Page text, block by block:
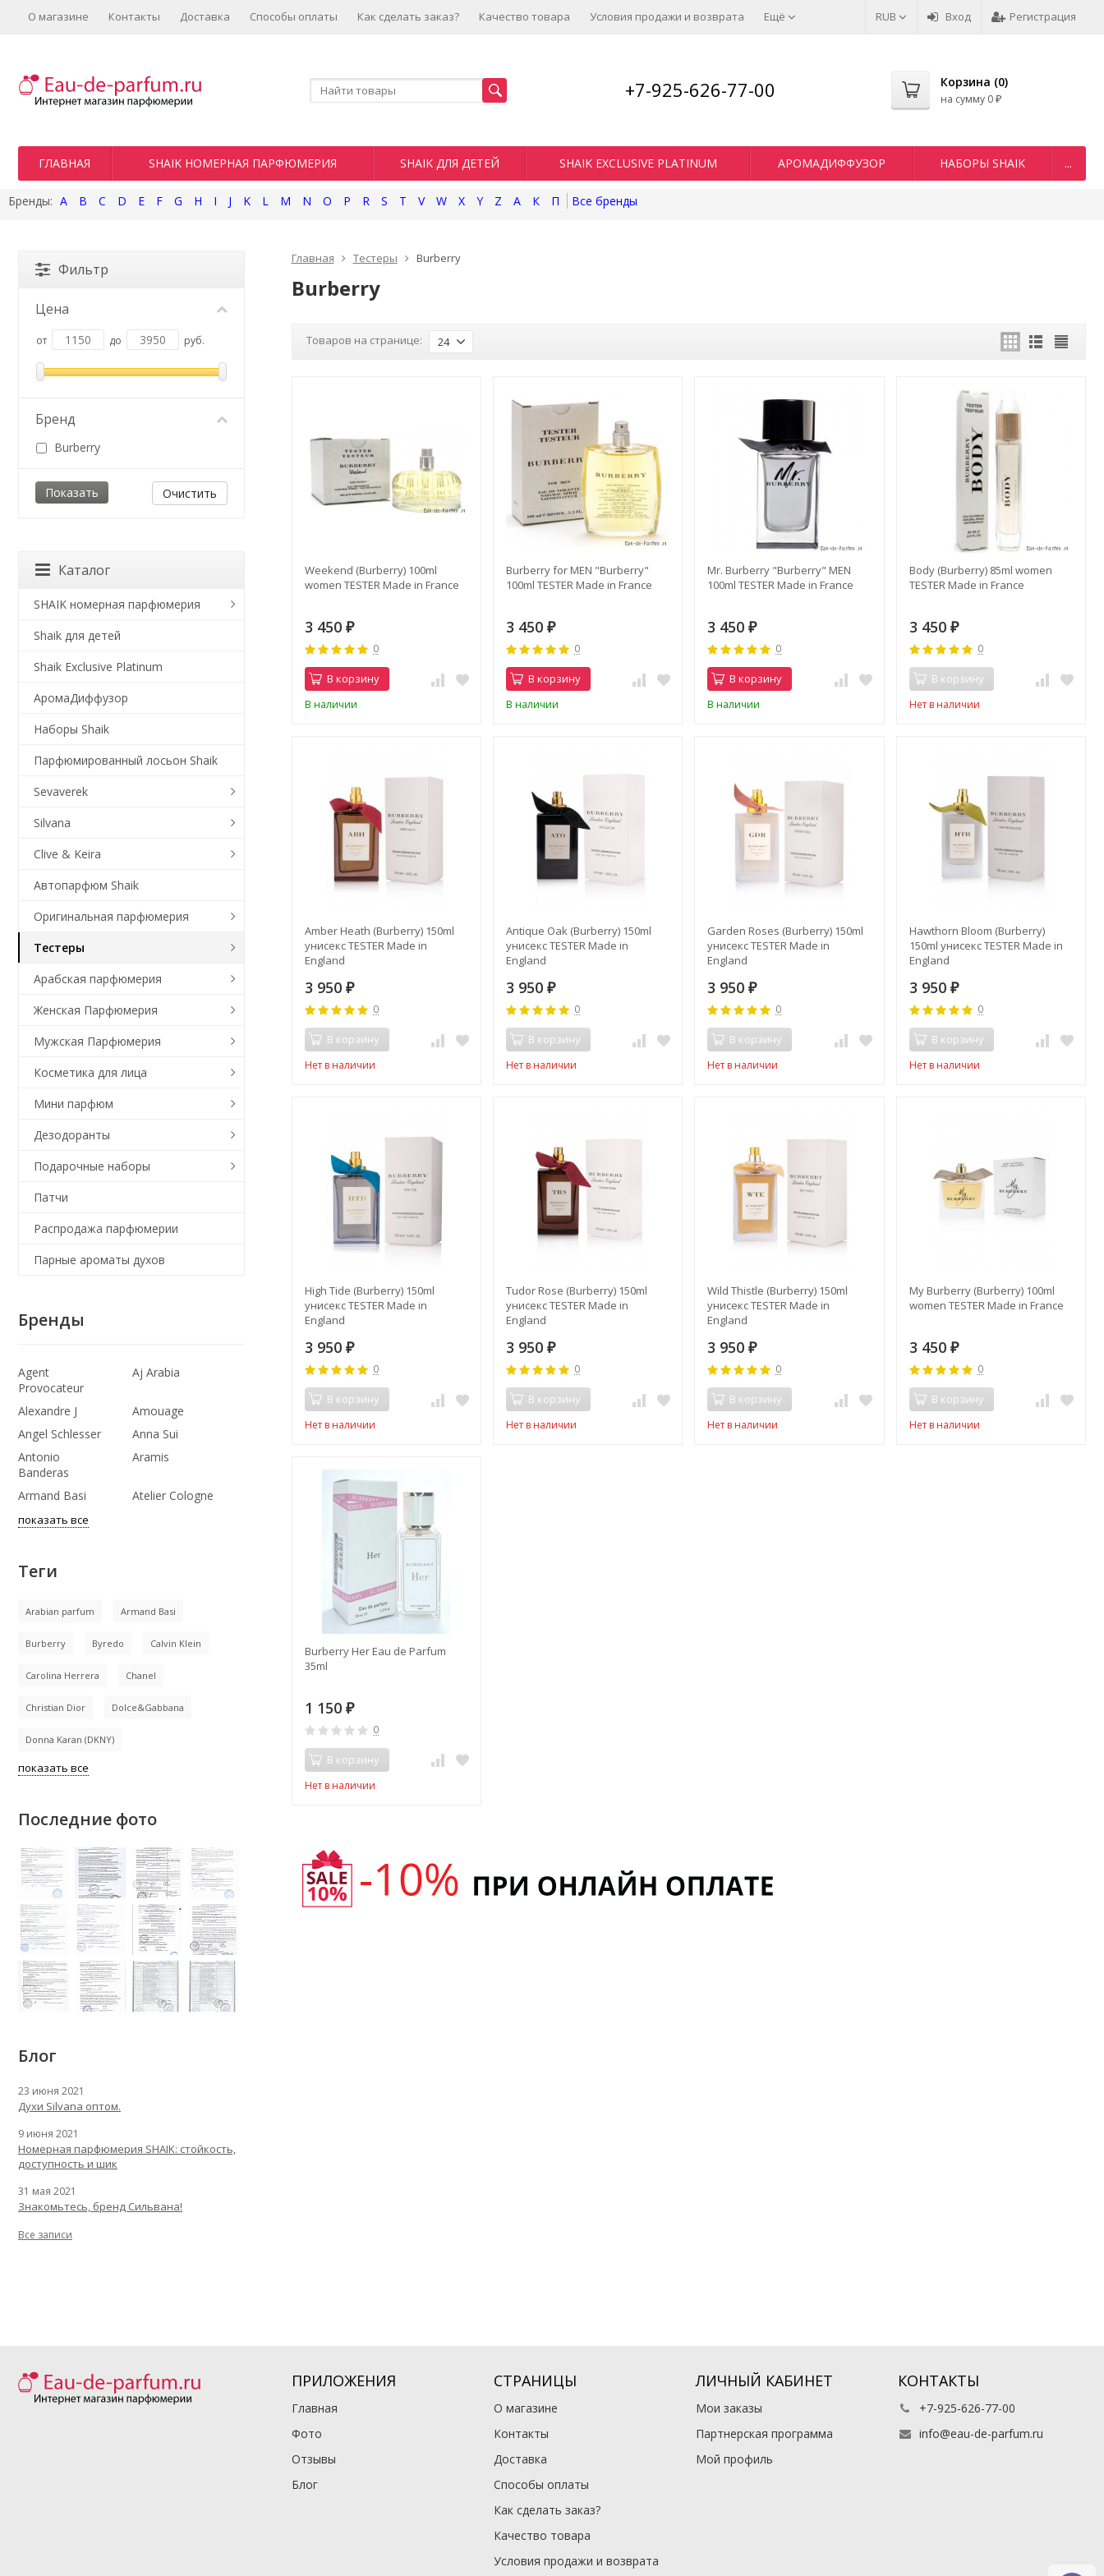
RUB Вход Регистрация
О магазине Контакты Доставка Способы оплаты Как сделать заказ? Качество товара Условия продажи и возврата Ещё
+7-925-626-77-00 Корзина (0)
на сумму 0 ₽
ГЛАВНАЯ SHAIK НОМЕРНАЯ ПАРФЮМЕРИЯ SHAIK ДЛЯ ДЕТЕЙ SHAIK EXCLUSIVE PLATINUM АРОМАДИФФУЗОР НАБОРЫ SHAIK ...
A B C D E F G H I J K L M N O P R S T V W X Y Z А К П
Главная Тестеры Burberry
Burberry
Товаров на странице: 24
Weekend (Burberry) 100ml
women TESTER Made in France
3 450 ₽
0
В корзину
В наличии
Burberry for MEN "Burberry"
100ml TESTER Made in France
3 450 ₽
0
В корзину
В наличии
Mr. Burberry "Burberry" MEN
100ml TESTER Made in France
3 450₽
0
В корзину
В наличии
Body (Burberry) 85ml women
TESTER Made in France
3 450 ₽
0
В корзину
Нет в наличии
Amber Heath (Burberry) 150ml
унисекс TESTER Made in
England
3 950 ₽
0
В корзину
Нет в наличии
Antique Oak (Burberry) 150ml
унисекс TESTER Made in
England
3 950 ₽
0
В корзину
Нет в наличии
Garden Roses (Burberry) 150ml
унисекс TESTER Made in
England
3 950₽
0
В корзину
Нет в наличии
Hawthorn Bloom (Burberry)
150ml унисекс TESTER Made in
England
3 950 ₽
0
В корзину
Нет в наличии
High Tide (Burberry) 150ml
унисекс TESTER Made in
England
3 950 ₽
0
В корзину
Нет в наличии
Tudor Rose (Burberry) 150ml
унисекс TESTER Made in
England
3 950 ₽
0
В корзину
Нет в наличии
Wild Thistle (Burberry) 150ml
унисекс TESTER Made in
England
3 950₽
0
В корзину
Нет в наличии
My Burberry (Burberry) 100ml
women TESTER Made in France
3 450 ₽
0
В корзину
Нет в наличии
Burberry Her Eau de Parfum
35ml
1 150 ₽
0
В корзину
Нет в наличии
Фильтр
Цена
от до руб.
Бренд
Burberry
Очистить
Каталог
SHAIK номерная парфюмерия
Shaik для детей
Shaik Exclusive Platinum
АромаДиффузор
Наборы Shaik
Парфюмированный лосьон Shaik
Sevaverek
Silvana
Clive & Keira
Автопарфюм Shaik
Оригинальная парфюмерия
Тестеры
Арабская парфюмерия
Женская Парфюмерия
Мужская Парфюмерия
Косметика для лица
Мини парфюм
Дезодоранты
Подарочные наборы
Патчи
Распродажа парфюмерии
Парные ароматы духов
Бренды
Agent
Provocateur
Aj Arabia
Alexandre J
Amouage
Angel Schlesser
Anna Sui
Antonio
Banderas
Aramis
Armand Basi Atelier Cologne
показать все
Теги
Arabian parfum Armand Basi
Burberry Byredo Calvin Klein
Carolina Herrera Chanel
Christian Dior Dolce&Gabbana
Donna Karan (DKNY)
показать все
Последние фото
Блог
23 июня 2021
Духи Silvana оптом.
9 июня 2021
Номерная парфюмерия SHAIK: стойкость,
доступность и шик
31 мая 2021
Знакомьтесь, бренд Сильвана!
Все записи
ПРИЛОЖЕНИЯ
Главная
Фото
Отзывы
Блог
СТРАНИЦЫ
О магазине
Контакты
Доставка
Способы оплаты
Как сделать заказ?
Качество товара
Условия продажи и возврата
ЛИЧНЫЙ КАБИНЕТ
Мои заказы
Партнерская программа
Мой профиль
КОНТАКТЫ
+7-925-626-77-00
info@eau-de-parfum.ru